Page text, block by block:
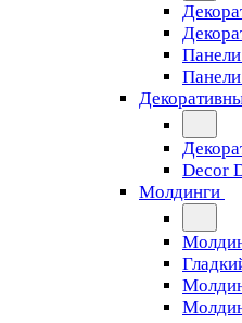
Decor
Молдинги